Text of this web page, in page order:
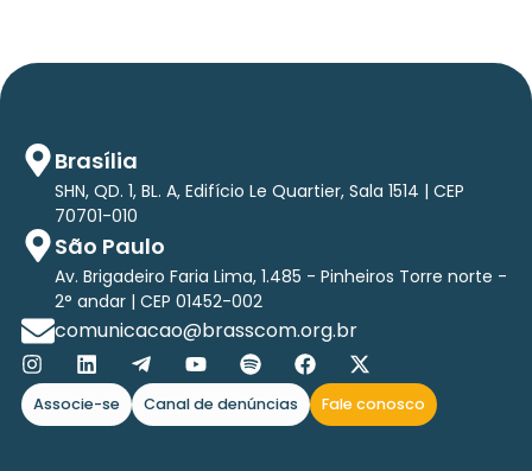
Brasília
SHN, QD. 1, BL. A, Edifício Le Quartier, Sala 1514 | CEP
70701-010
São Paulo
Av. Brigadeiro Faria Lima, 1.485 - Pinheiros Torre norte -
2° andar | CEP 01452-002
comunicacao@brasscom.org.br
Associe-se Canal de denúncias Fale conosco